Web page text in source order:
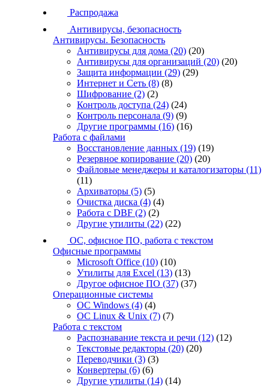
Распродажа
Антивирусы, безопасность
Антивирусы. Безопасность
Антивирусы для дома (20) (20)
Антивирусы для организаций (20) (20)
Защита информации (29) (29)
Интернет и Сеть (8) (8)
Шифрование (2) (2)
Контроль доступа (24) (24)
Контроль персонала (9) (9)
Другие программы (16) (16)
Работа с файлами
Восстановление данных (19) (19)
Резервное копирование (20) (20)
Файловые менеджеры и каталогизаторы (11)
(11)
Архиваторы (5) (5)
Очистка диска (4) (4)
Работа с DBF (2) (2)
Другие утилиты (22) (22)
ОС, офисное ПО, работа с текстом
Офисные программы
Microsoft Office (10) (10)
Утилиты для Excel (13) (13)
Другое офисное ПО (37) (37)
Операционные системы
ОС Windows (4) (4)
ОС Linux & Unix (7) (7)
Работа с текстом
Распознавание текста и речи (12) (12)
Текстовые редакторы (20) (20)
Переводчики (3) (3)
Конвертеры (6) (6)
Другие утилиты (14) (14)